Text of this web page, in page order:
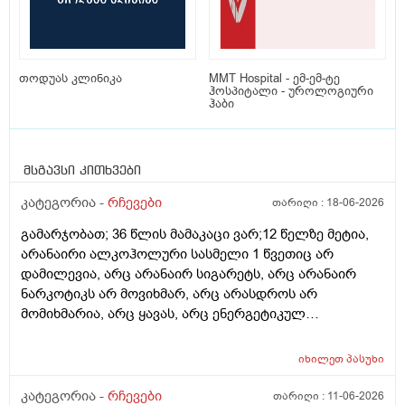
თოდუას კლინიკა
MMT Hospital - ემ-ემ-ტე
ჰოსპიტალი - უროლოგიური
ჰაბი
მსგავსი კითხვები
კატეგორია - რჩევები თარიღი : 18-06-2026
გამარჯობათ; 36 წლის მამაკაცი ვარ;12 წელზე მეტია,
არანაირი ალკოჰოლური სასმელი 1 წვეთიც არ
დამილევია, არც არანაირ სიგარეტს, არც არანაირ
ნარკოტიკს არ მოვიხმარ, არც არასდროს არ
მომიხმარია, არც ყავას, არც ენერგეტიკულ
ვეკარები, ბევრ ხილ-ბოსტნეულს ვჭამ, მათ შორის
ვჭამ (შეძლებისდაგვარად ჯანსაღ საჭმელებს),
იხილეთპასუხი
კატეგორია - რჩევები თარიღი : 11-06-2026